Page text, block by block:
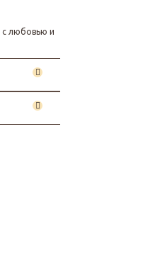
с любовью и